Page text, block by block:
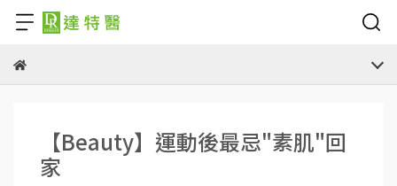
【Beauty】運動後最忌"素肌"回
家